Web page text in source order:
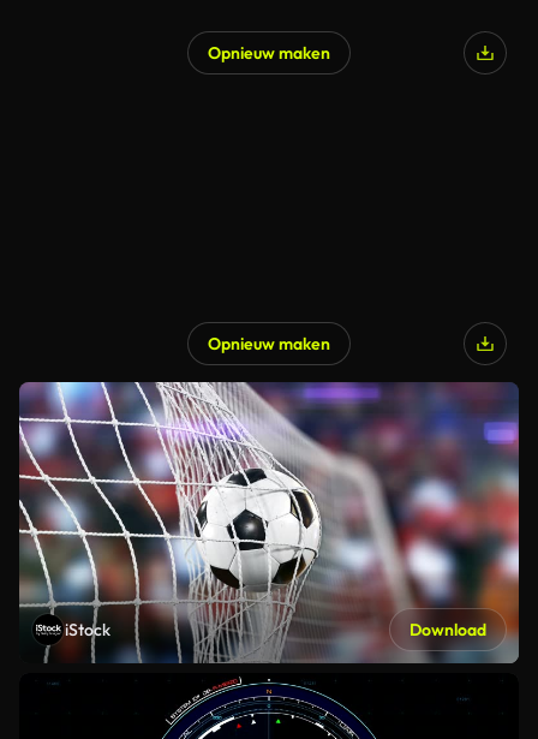
Opnieuw maken
Opnieuw maken
iStock Download